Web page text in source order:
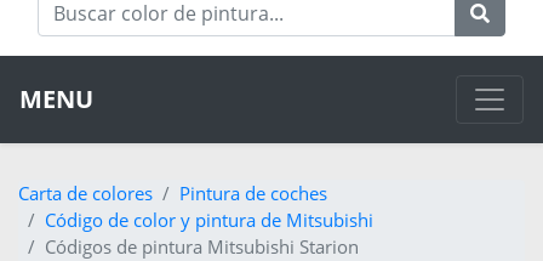
MENU
Carta de colores
Pintura de coches
Código de color y pintura de Mitsubishi
Códigos de pintura Mitsubishi Starion